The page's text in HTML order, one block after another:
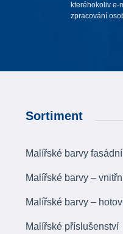
kteréhokoliv e-
zpracování
Sortiment
Malířské barvy fasádní
Malířské barvy –
Malířské barvy –
Malířské příslušenství